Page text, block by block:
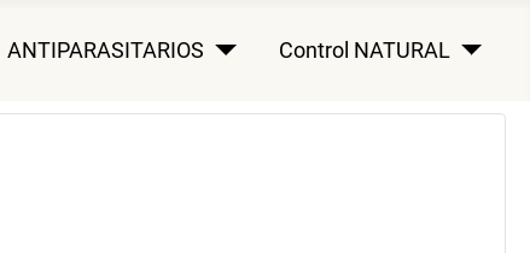
ANTIPARASITARIOS Control NATURAL